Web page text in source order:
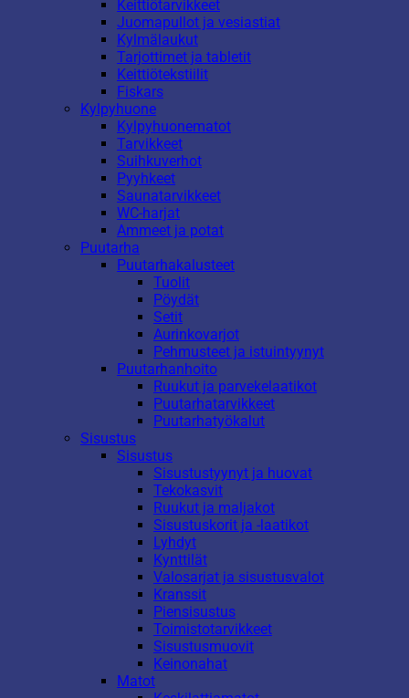
Keittiötarvikkeet
Juomapullot ja vesiastiat
Kylmälaukut
Tarjottimet ja tabletit
Keittiötekstiilit
Fiskars
Kylpyhuone
Kylpyhuonematot
Tarvikkeet
Suihkuverhot
Pyyhkeet
Saunatarvikkeet
WC-harjat
Ammeet ja potat
Puutarha
Puutarhakalusteet
Tuolit
Pöydät
Setit
Aurinkovarjot
Pehmusteet ja istuintyynyt
Puutarhanhoito
Ruukut ja parvekelaatikot
Puutarhatarvikkeet
Puutarhatyökalut
Sisustus
Sisustus
Sisustustyynyt ja huovat
Tekokasvit
Ruukut ja maljakot
Sisustuskorit ja -laatikot
Lyhdyt
Kynttilät
Valosarjat ja sisustusvalot
Kranssit
Piensisustus
Toimistotarvikkeet
Sisustusmuovit
Keinonahat
Matot